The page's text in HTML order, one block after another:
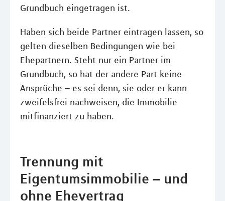
Grundbuch eingetragen ist.
Haben sich beide Partner eintragen lassen, so
gelten dieselben Bedingungen wie bei
Ehepartnern. Steht nur ein Partner im
Grundbuch, so hat der andere Part keine
Ansprüche – es sei denn, sie oder er kann
zweifelsfrei nachweisen, die Immobilie
mitfinanziert zu haben.
Trennung mit
Eigentumsimmobilie – und
ohne Ehevertrag